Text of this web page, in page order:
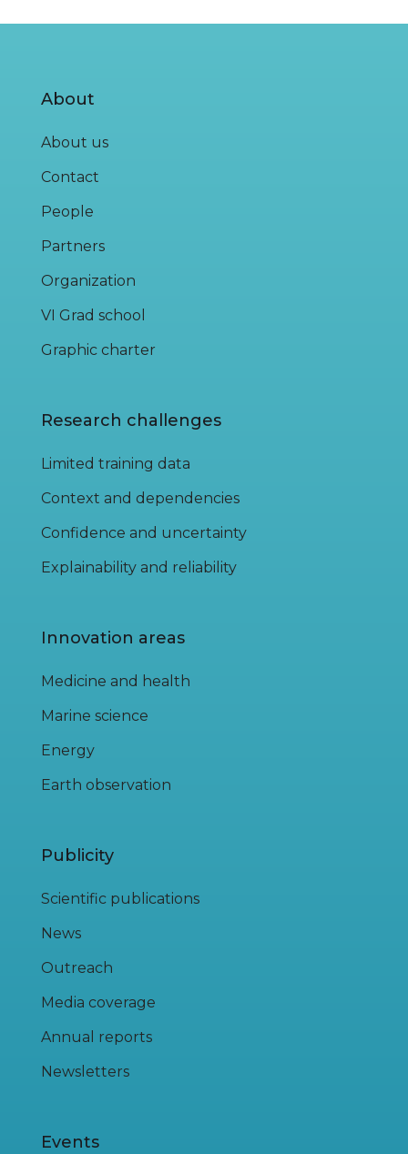
About
About us
Contact
People
Partners
Organization
VI Grad school
Graphic charter
Research challenges
Limited training data
Context and dependencies
Confidence and uncertainty
Explainability and reliability
Innovation areas
Medicine and health
Marine science
Energy
Earth observation
Publicity
Scientific publications
News
Outreach
Media coverage
Annual reports
Newsletters
Events